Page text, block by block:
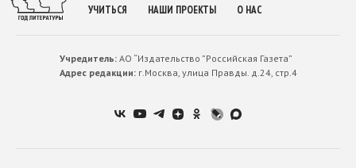
УЧИТЬСЯ
НАШИ ПРОЕКТЫ О НАС
Учредитель:АО “Издательство ”Российская Газета”
Адрес редакции:г.Москва, улица Правды. д.24, стр.4